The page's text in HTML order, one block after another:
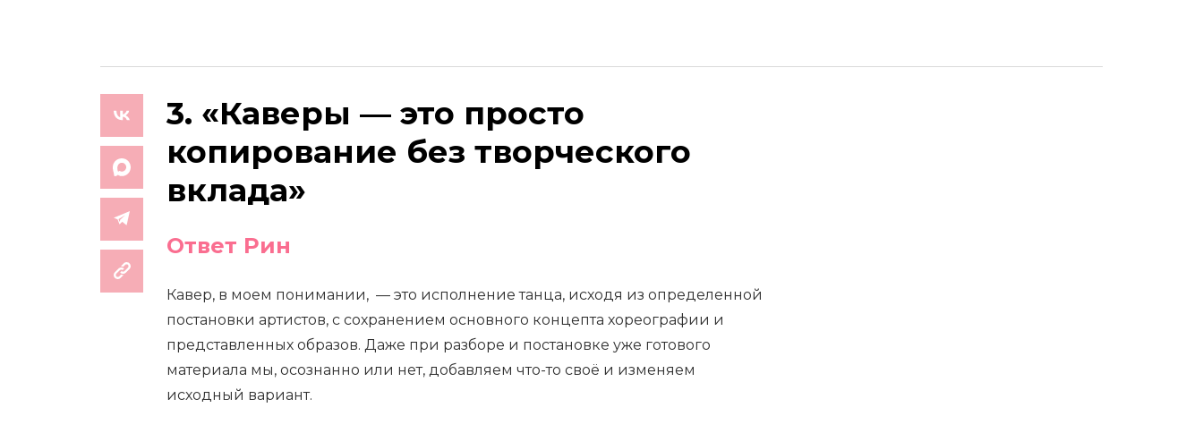
3. «Каверы — это просто
копирование без творческого
вклада»
Ответ Рин
Кавер, в моем понимании, — это исполнение танца, исходя из определенной
постановки артистов, с сохранением основного концепта хореографии и
представленных образов. Даже при разборе и постановке уже готового
материала мы, осознанно или нет, добавляем что-то своё и изменяем
исходный вариант.